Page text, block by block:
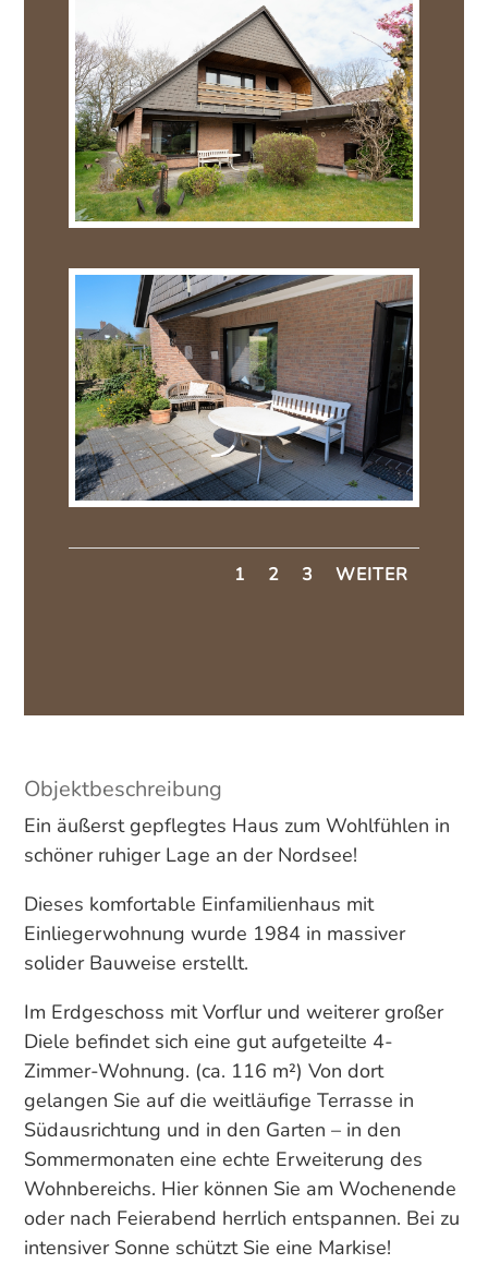
1 2 3 WEITER
Objektbeschreibung
Ein äußerst gepflegtes Haus zum Wohlfühlen in
schöner ruhiger Lage an der Nordsee!
Dieses komfortable Einfamilienhaus mit
Einliegerwohnung wurde 1984 in massiver
solider Bauweise erstellt.
Im Erdgeschoss mit Vorflur und weiterer großer
Diele befindet sich eine gut aufgeteilte 4-
Zimmer-Wohnung. (ca. 116 m²) Von dort
gelangen Sie auf die weitläufige Terrasse in
Südausrichtung und in den Garten – in den
Sommermonaten eine echte Erweiterung des
Wohnbereichs. Hier können Sie am Wochenende
oder nach Feierabend herrlich entspannen. Bei zu
intensiver Sonne schützt Sie eine Markise!